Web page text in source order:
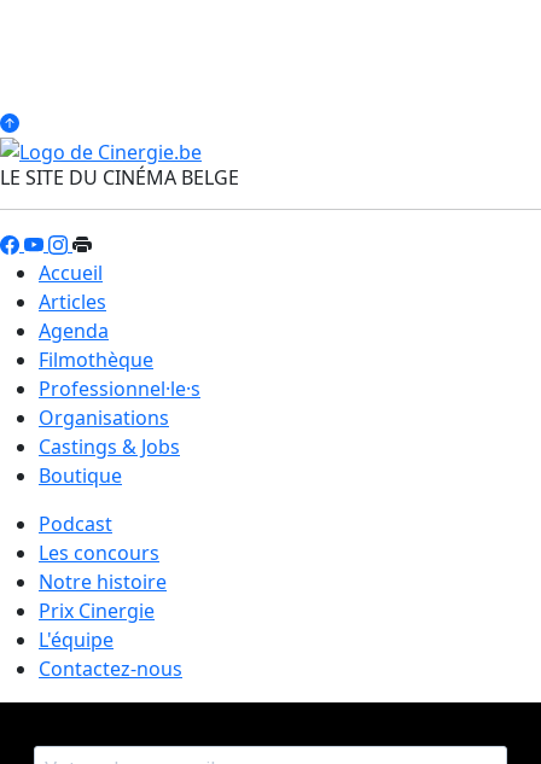
LE SITE DU CINÉMA BELGE
Accueil
Articles
Agenda
Filmothèque
Professionnel·le·s
Organisations
Castings & Jobs
Boutique
Podcast
Les concours
Notre histoire
Prix Cinergie
L'équipe
Contactez-nous